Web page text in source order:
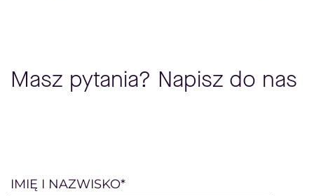
Masz pytania? Napisz do nas
Please
IMIĘ I NAZWISKO*